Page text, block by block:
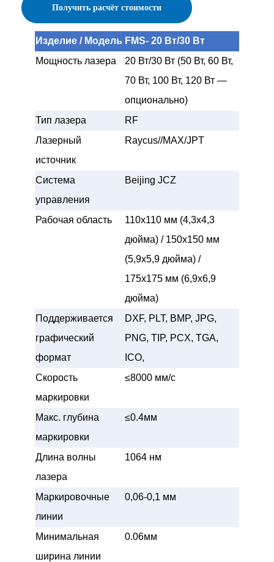
Получить расчёт стоимости
Изделие / Модель FMS- 20 Вт/30 Вт
Мощность лазера
20 Вт/30 Вт (50 Вт, 60 Вт,
70 Вт, 100 Вт, 120 Вт —
опционально)
Тип лазера
RF
Лазерный
источник
Raycus//MAX/JPT
Система
управления
Beijing JCZ
Рабочая область
110x110 мм (4,3x4,3
дюйма) / 150x150 мм
(5,9x5,9 дюйма) /
175x175 мм (6,9x6,9
дюйма)
Поддерживается
графический
формат
DXF, PLT, BMP, JPG,
PNG, TIP, PCX, TGA,
ICO,
Скорость
маркировки
≤8000 мм/с
Макс. глубина
маркировки
≤0.4мм
Длина волны
лазера
1064 нм
Маркировочные
линии
0,06-0,1 мм
Минимальная
ширина линии
0.06мм